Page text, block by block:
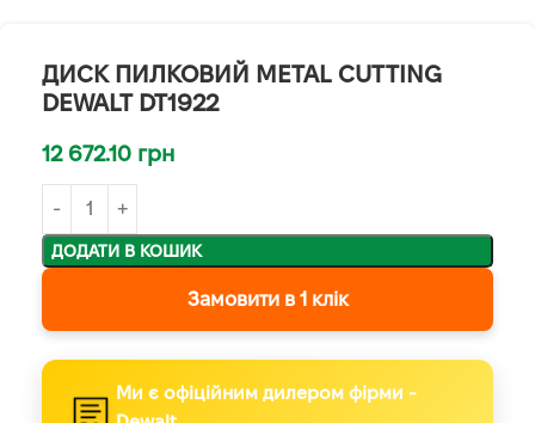
ДИСК ПИЛКОВИЙ METAL CUTTING
DEWALT DT1922
12 672.10 грн
ДОДАТИ В КОШИК
Замовити в 1 клік
Ми є офіційним дилером фірми -